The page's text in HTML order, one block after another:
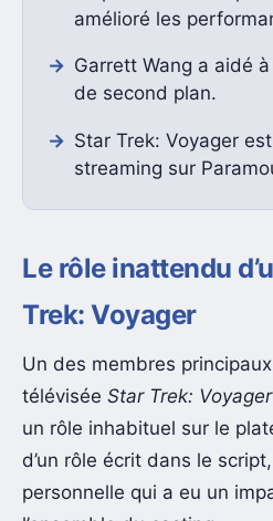
amélioré les
Garrett Wang a aidé
de second plan.
Star Trek: Voyager
streaming sur
Le rôle inattendu
Trek: Voyager
Un des membres
télévisée Star Trek: Voyager
un rôle inhabituel sur le
d’un rôle écrit dans le
personnelle qui a eu un